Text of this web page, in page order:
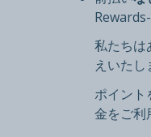
私たちは
えいたし
ポイント
金をご利